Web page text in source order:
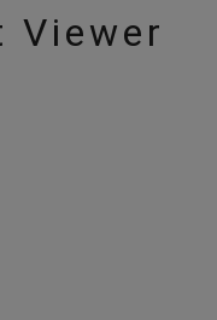
Viewer